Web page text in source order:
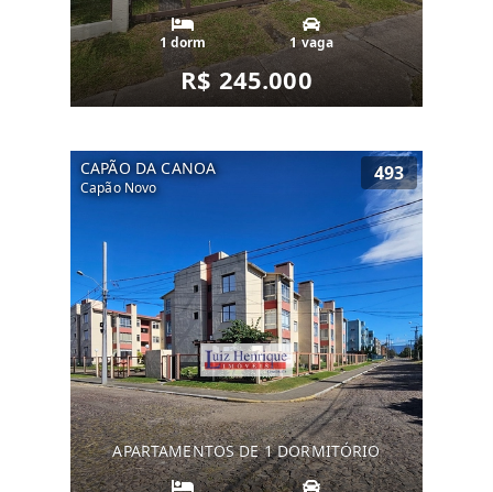
1 dorm 1 vaga
R$ 245.000
CAPÃO DA CANOA
Capão Novo
493
APARTAMENTOS DE 1 DORMITÓRIO